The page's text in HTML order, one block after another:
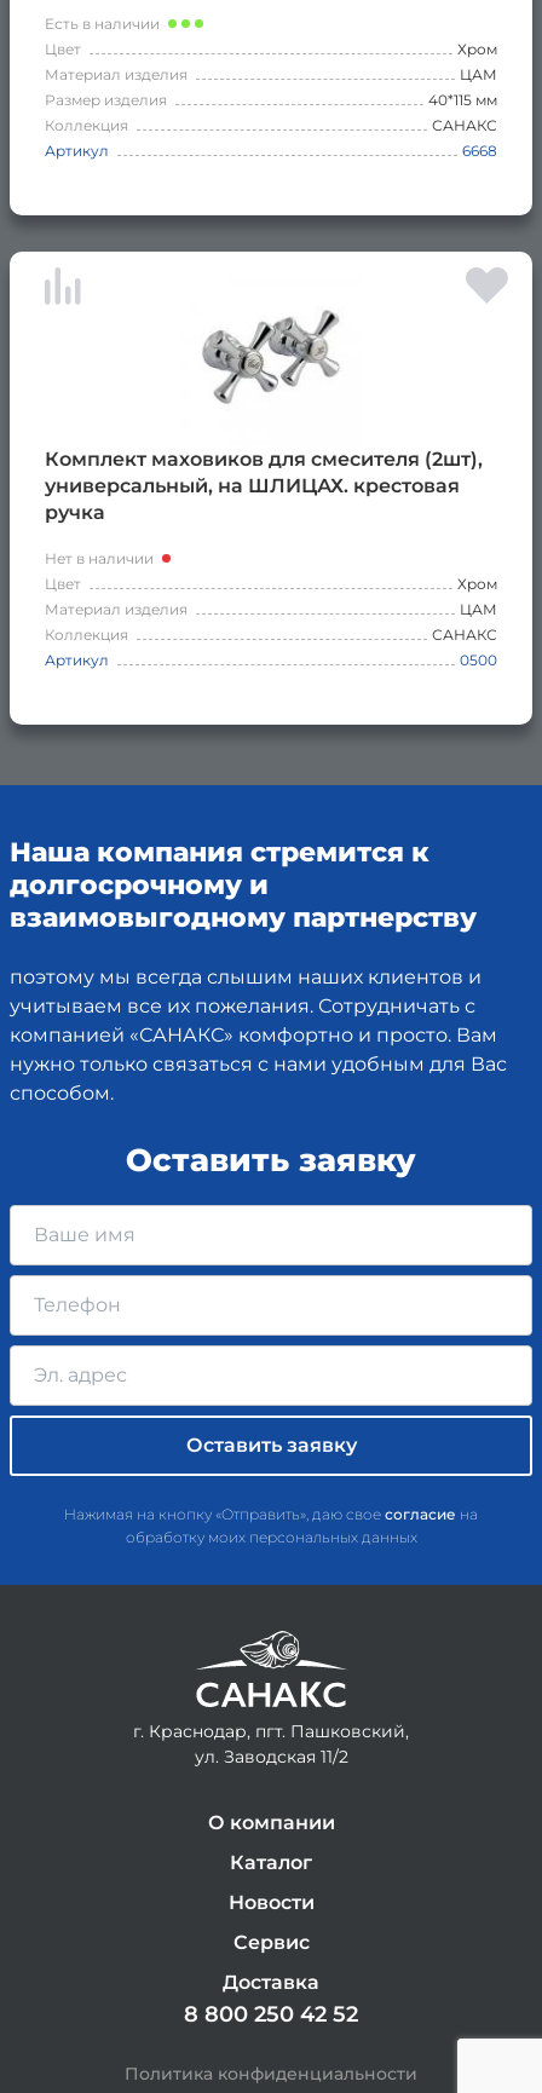
Есть в наличии
Цвет
Хром
Материал изделия
ЦАМ
Размер изделия
40*115 мм
Коллекция
САНАКС
Артикул
6668
Комплект маховиков для смесителя (2шт),
универсальный, на ШЛИЦАХ. крестовая
ручка
Нет в наличии
Цвет
Хром
Материал изделия
ЦАМ
Коллекция
САНАКС
Артикул
0500
Наша компания стремится к
долгосрочному и
взаимовыгодному партнерству
поэтому мы всегда слышим наших клиентов и
учитываем все их пожелания. Сотрудничать с
компанией «САНАКС» комфортно и просто. Вам
нужно только связаться с нами удобным для Вас
способом.
Оставить заявку
Нажимая на кнопку «Отправить», даю свое согласие на
обработку моих персональных данных
г. Краснодар, пгт. Пашковский,
ул. Заводская 11/2
О компании
Каталог
Новости
Сервис
Доставка
8 800 250 42 52
Политика конфиденциальности